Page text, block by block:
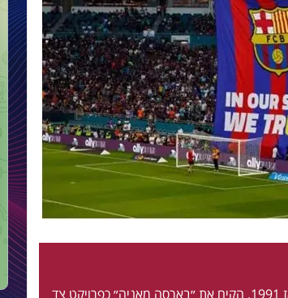
חי ונושם בלאוגרנה מאז 1991. הקים את ״בארסה מאניה״ כפרויקט צד